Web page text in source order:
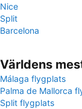
Nice
Split
Barcelona
Världens
Málaga flygplats
Palma de Mallorca
Split flygplats